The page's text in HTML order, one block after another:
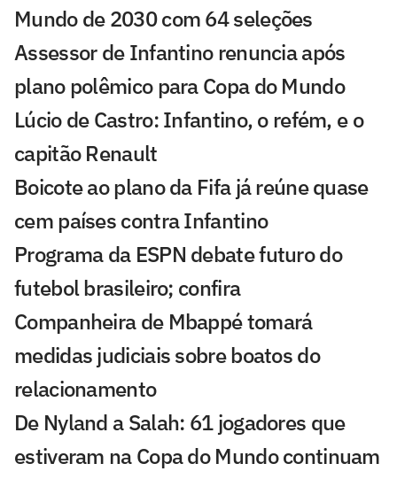
Mundo de 2030 com 64 seleções
Assessor de Infantino renuncia após
plano polêmico para Copa do Mundo
Lúcio de Castro: Infantino, o refém, e o
capitão Renault
Boicote ao plano da Fifa já reúne quase
cem países contra Infantino
Programa da ESPN debate futuro do
futebol brasileiro; confira
Companheira de Mbappé tomará
medidas judiciais sobre boatos do
relacionamento
De Nyland a Salah: 61 jogadores que
estiveram na Copa do Mundo continuam